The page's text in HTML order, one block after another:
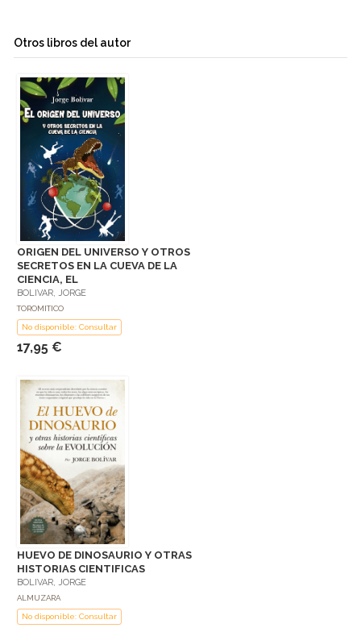
Otros libros del autor
ORIGEN DEL UNIVERSO Y OTROS
SECRETOS EN LA CUEVA DE LA
CIENCIA, EL
BOLIVAR, JORGE
TOROMITICO
No disponible: Consultar
17,95 €
HUEVO DE DINOSAURIO Y OTRAS
HISTORIAS CIENTIFICAS
BOLIVAR, JORGE
ALMUZARA
No disponible: Consultar